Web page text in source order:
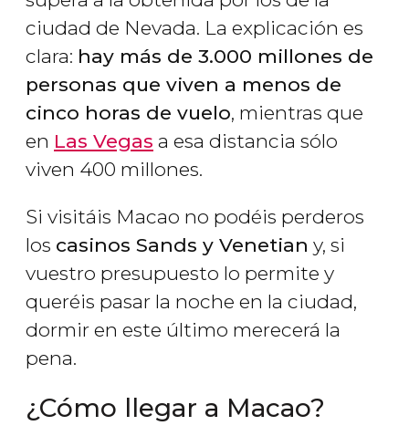
ciudad de Nevada. La explicación es
clara: hay más de 3.000 millones de
personas que viven a menos de
cinco horas de vuelo, mientras que
en Las Vegas a esa distancia sólo
viven 400 millones.
Si visitáis Macao no podéis perderos
los casinos Sands y Venetian y, si
vuestro presupuesto lo permite y
queréis pasar la noche en la ciudad,
dormir en este último merecerá la
pena.
¿Cómo llegar a Macao?